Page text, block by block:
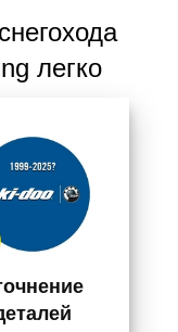
легко